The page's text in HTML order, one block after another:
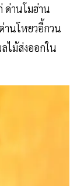
ด่านโมฮ่าน
านโหยวอี้กวน
ไม้ส่งออกใน